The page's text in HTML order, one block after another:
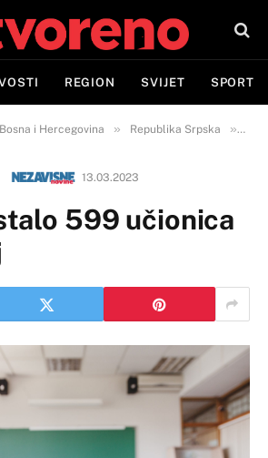
REGION SVIJET SPORT
Bosna i Hercegovina » Republika Srpska »
13.03.2023
599 učionica